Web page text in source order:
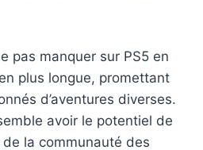
pas manquer sur PS5 en
plus longue, promettant
d’aventures diverses.
avoir le potentiel de
la communauté des